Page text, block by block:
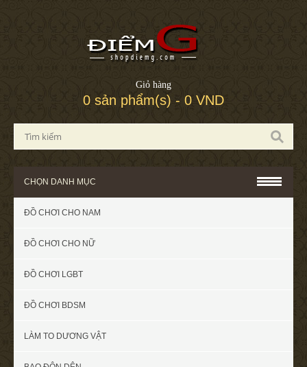
Giỏ hàng
0 sản phẩm(s) - 0 VND
CHỌN DANH MỤC
ĐỒ CHƠI CHO NAM
ĐỒ CHƠI CHO NỮ
ĐỒ CHƠI LGBT
ĐỒ CHƠI BDSM
LÀM TO DƯƠNG VẬT